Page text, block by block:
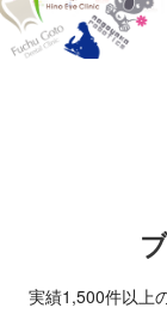
実績1,500件以上